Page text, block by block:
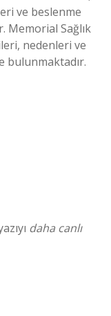
ve beslenme
Memorial Sağlık
nedenleri ve
bulunmaktadır.
daha canlı